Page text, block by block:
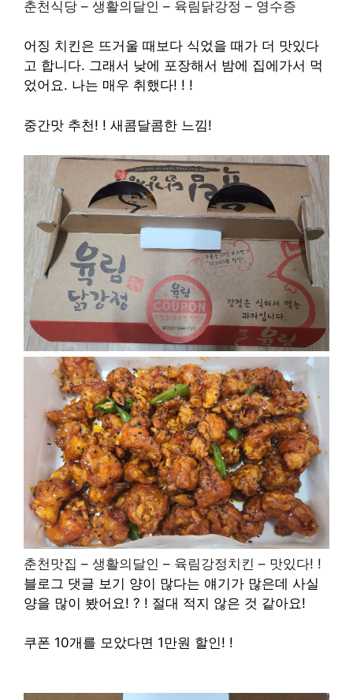
춘천식당 – 생활의달인 – 육림닭강정 – 영수증
어징 치킨은 뜨거울 때보다 식었을 때가 더 맛있다
고 합니다. 그래서 낮에 포장해서 밤에 집에가서 먹
었어요. 나는 매우 취했다! ! !
중간맛 추천! ! 새콤달콤한 느낌!
춘천맛집 – 생활의달인 – 육림강정치킨 – 맛있다! !
블로그 댓글 보기 양이 많다는 얘기가 많은데 사실
양을 많이 봤어요! ? ! 절대 적지 않은 것 같아요!
쿠폰 10개를 모았다면 1만원 할인! !